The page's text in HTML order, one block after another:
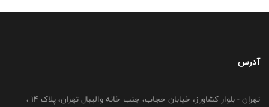
آدرس
تهران - بلوار کشاورز، خیابان حجاب، جنب خانه والیبال تهران، پلاک 14 ،